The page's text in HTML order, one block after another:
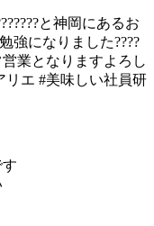
と神岡にあるお
強になりました????
業となりますよろし
リエ #美味しい社員研